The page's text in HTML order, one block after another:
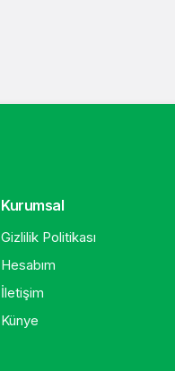
Kurumsal
Gizlilik Politikası
Hesabım
İletişim
Künye